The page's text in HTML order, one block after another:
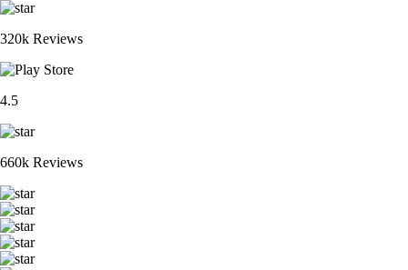
320k Reviews
4.5
660k Reviews